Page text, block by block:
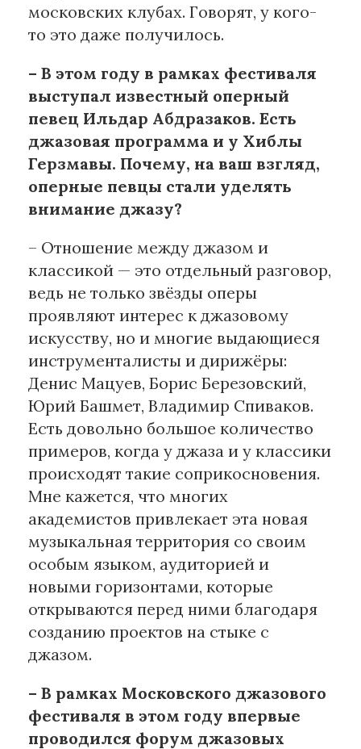
московских клубах. Говорят, у кого-
то это даже получилось.
– В этом году в рамках фестиваля
выступал известный оперный
певец Ильдар Абдразаков. Есть
джазовая программа и у Хиблы
Герзмавы. Почему, на ваш взгляд,
оперные певцы стали уделять
внимание джазу?
– Отношение между джазом и
классикой — это отдельный разговор,
ведь не только звёзды оперы
проявляют интерес к джазовому
искусству, но и многие выдающиеся
инструменталисты и дирижёры:
Денис Мацуев, Борис Березовский,
Юрий Башмет, Владимир Спиваков.
Есть довольно большое количество
примеров, когда у джаза и у классики
происходят такие соприкосновения.
Мне кажется, что многих
академистов привлекает эта новая
музыкальная территория со своим
особым языком, аудиторией и
новыми горизонтами, которые
открываются перед ними благодаря
созданию проектов на стыке с
джазом.
– В рамках Московского джазового
фестиваля в этом году впервые
проводился форум джазовых